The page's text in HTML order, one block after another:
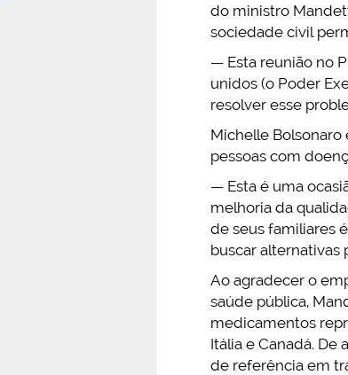
do ministro
sociedade civil
— Esta reunião no
unidos (o Poder
resolver esse
Michelle
pessoas com
— Esta é uma
melhoria da
de seus familiares
buscar
Ao agradecer o
saúde pública,
medicamentos
Itália e Canadá.
de referência em